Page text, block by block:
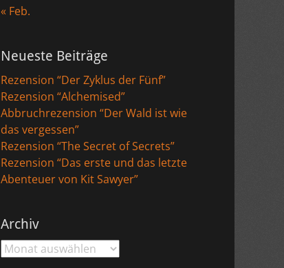
« Feb.
Neueste Beiträge
Rezension “Der Zyklus der Fünf”
Rezension “Alchemised”
Abbruchrezension “Der Wald ist wie
das vergessen”
Rezension “The Secret of Secrets”
Rezension “Das erste und das letzte
Abenteuer von Kit Sawyer”
Archiv
Archiv